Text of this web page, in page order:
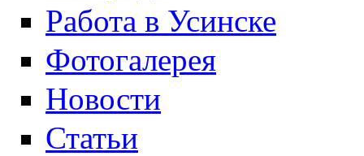
Работа в Усинске
Фотогалерея
Новости
Статьи